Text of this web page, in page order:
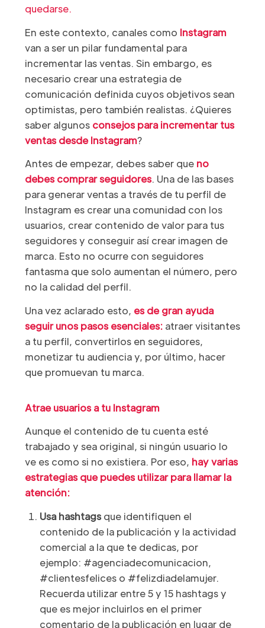
quedarse.
En este contexto, canales como Instagram
van a ser un pilar fundamental para
incrementar las ventas. Sin embargo, es
necesario crear una estrategia de
comunicación definida cuyos objetivos sean
optimistas, pero también realistas. ¿Quieres
saber algunos consejos para incrementar tus
ventas desde Instagram?
Antes de empezar, debes saber que no
debes comprar seguidores. Una de las bases
para generar ventas a través de tu perfil de
Instagram es crear una comunidad con los
usuarios, crear contenido de valor para tus
seguidores y conseguir así crear imagen de
marca. Esto no ocurre con seguidores
fantasma que solo aumentan el número, pero
no la calidad del perfil.
Una vez aclarado esto, es de gran ayuda
seguir unos pasos esenciales:atraer visitantes
a tu perfil, convertirlos en seguidores,
monetizar tu audiencia y, por último, hacer
que promuevan tu marca.
Atrae usuarios a tu Instagram
Aunque el contenido de tu cuenta esté
trabajado y sea original, si ningún usuario lo
ve es como si no existiera. Por eso, hay varias
estrategias que puedes utilizar para llamar la
atención:
Usa hashtagsque identifiquen el
contenido de la publicación y la actividad
comercial a la que te dedicas, por
ejemplo: #agenciadecomunicacion,
#clientesfelices o #felizdiadelamujer.
Recuerda utilizar entre 5 y 15 hashtags y
que es mejor incluirlos en el primer
comentario de la publicación en lugar de